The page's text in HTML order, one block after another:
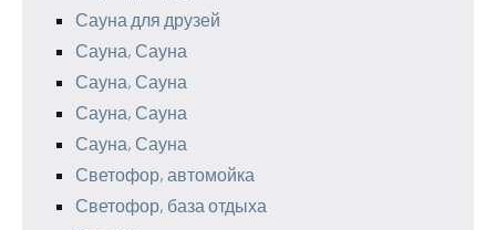
Сауна для друзей
Сауна, Сауна
Сауна, Сауна
Сауна, Сауна
Сауна, Сауна
Светофор, автомойка
Светофор, база отдыха